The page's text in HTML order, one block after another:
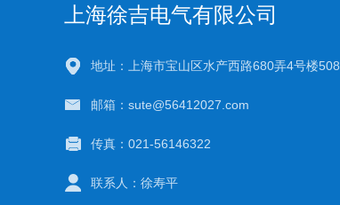
上海徐吉电气有限公司
地址：上海市宝山区水产西路680弄4号楼508
邮箱：sute@56412027.com
传真：021-56146322
联系人：徐寿平